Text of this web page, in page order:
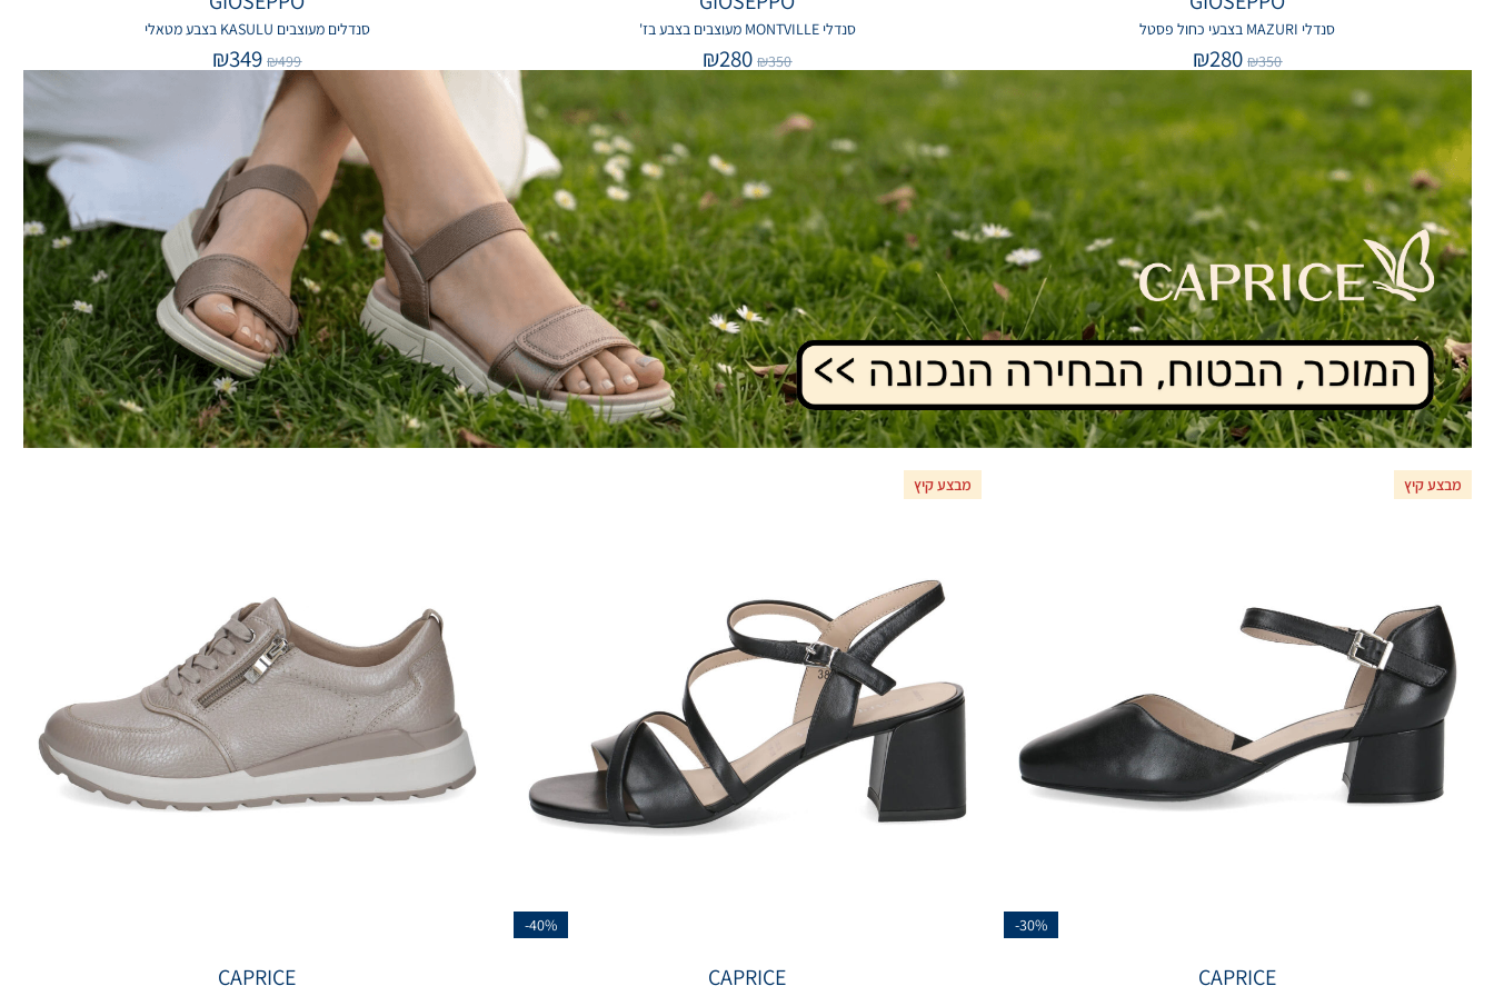
סנדלי MAZURI בצבעי כחול פסטל
₪350
₪280
סנדלי MONTVILLE מעוצבים בצבע בז'
₪350
₪280
סנדלים מעוצבים KASULU בצבע מטאלי
₪499
₪349
מבצע קיץ
-30%
CAPRICE
מבצע קיץ
-40%
CAPRICE
CAPRICE